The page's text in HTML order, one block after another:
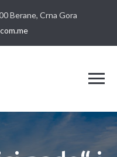
Berane, Crna Gora